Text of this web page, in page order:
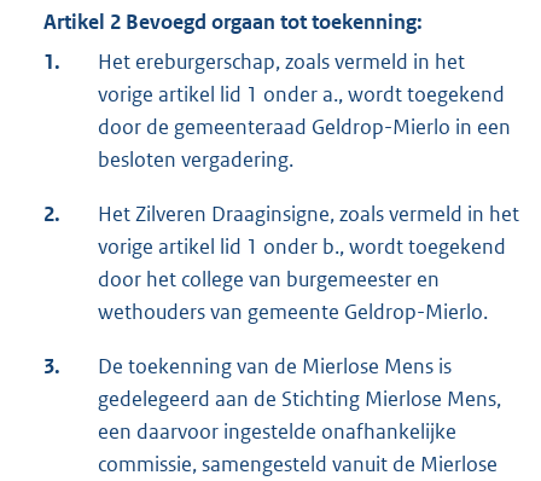
Artikel 2 Bevoegd orgaan tot toekenning:
1.
Het ereburgerschap, zoals vermeld in het
vorige artikel lid 1 onder a., wordt toegekend
door de gemeenteraad Geldrop-Mierlo in een
besloten vergadering.
2.
Het Zilveren Draaginsigne, zoals vermeld in het
vorige artikel lid 1 onder b., wordt toegekend
door het college van burgemeester en
wethouders van gemeente Geldrop-Mierlo.
3.
De toekenning van de Mierlose Mens is
gedelegeerd aan de Stichting Mierlose Mens,
een daarvoor ingestelde onafhankelijke
commissie, samengesteld vanuit de Mierlose